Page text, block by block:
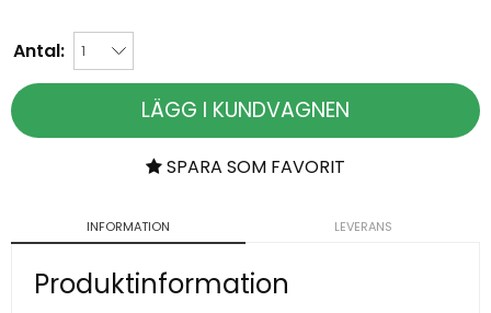
Antal:
LÄGG I KUNDVAGNEN
SPARA SOM FAVORIT
INFORMATION LEVERANS
Produktinformation